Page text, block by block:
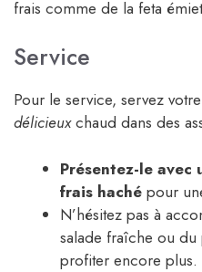
frais comme de la feta
Service
Pour le service, servez votre
délicieuxchaud dans des
Présentez-le
frais haché pour
N’hésitez pas à
salade fraîche ou
profiter encore plus.